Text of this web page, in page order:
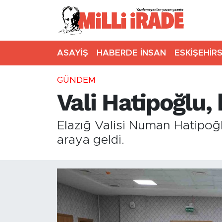
ASAYİŞ HABERDE İNSAN
GÜNDEM
Vali Hatipoğlu,
Elazığ Valisi Numan
araya geldi.